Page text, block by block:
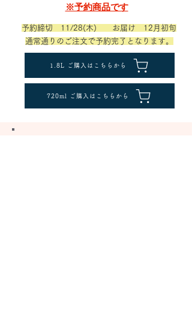
※予約商品です
予約締切 11 /28(木) ​お届け 12月初旬
​通常通りのご注文で予約完了となります。
1.8L ご購入はこちらから
720ml ご購入はこちらから